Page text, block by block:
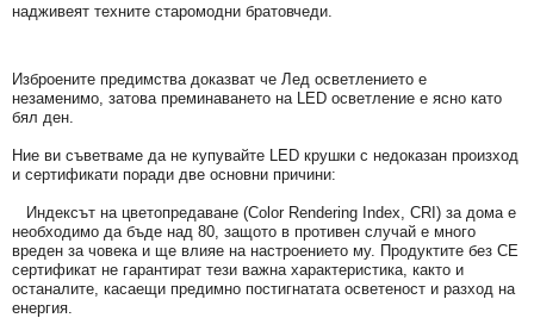
надживеят техните старомодни братовчеди.
Изброените предимства доказват че Лед осветлението е
незаменимо, затова преминаването на LED осветление е ясно като
бял ден.
Ние ви съветваме да не купувайте LED крушки с недоказан произход
и сертификати поради две основни причини:
Индексът на цветопредаване (Color Rendering Index, CRI) за дома e
необходимо да бъде над 80, защото в противен случай е много
вреден за човека и ще влияе на настроението му. Продуктите без СЕ
сертификат не гарантират тези важна характеристика, както и
останалите, касаещи предимно постигнатата осветеност и разход на
енергия.